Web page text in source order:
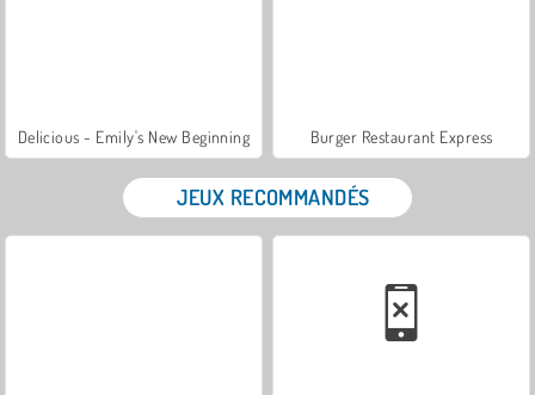
Delicious - Emily's New Beginning Burger Restaurant Express
JEUX RECOMMANDÉS